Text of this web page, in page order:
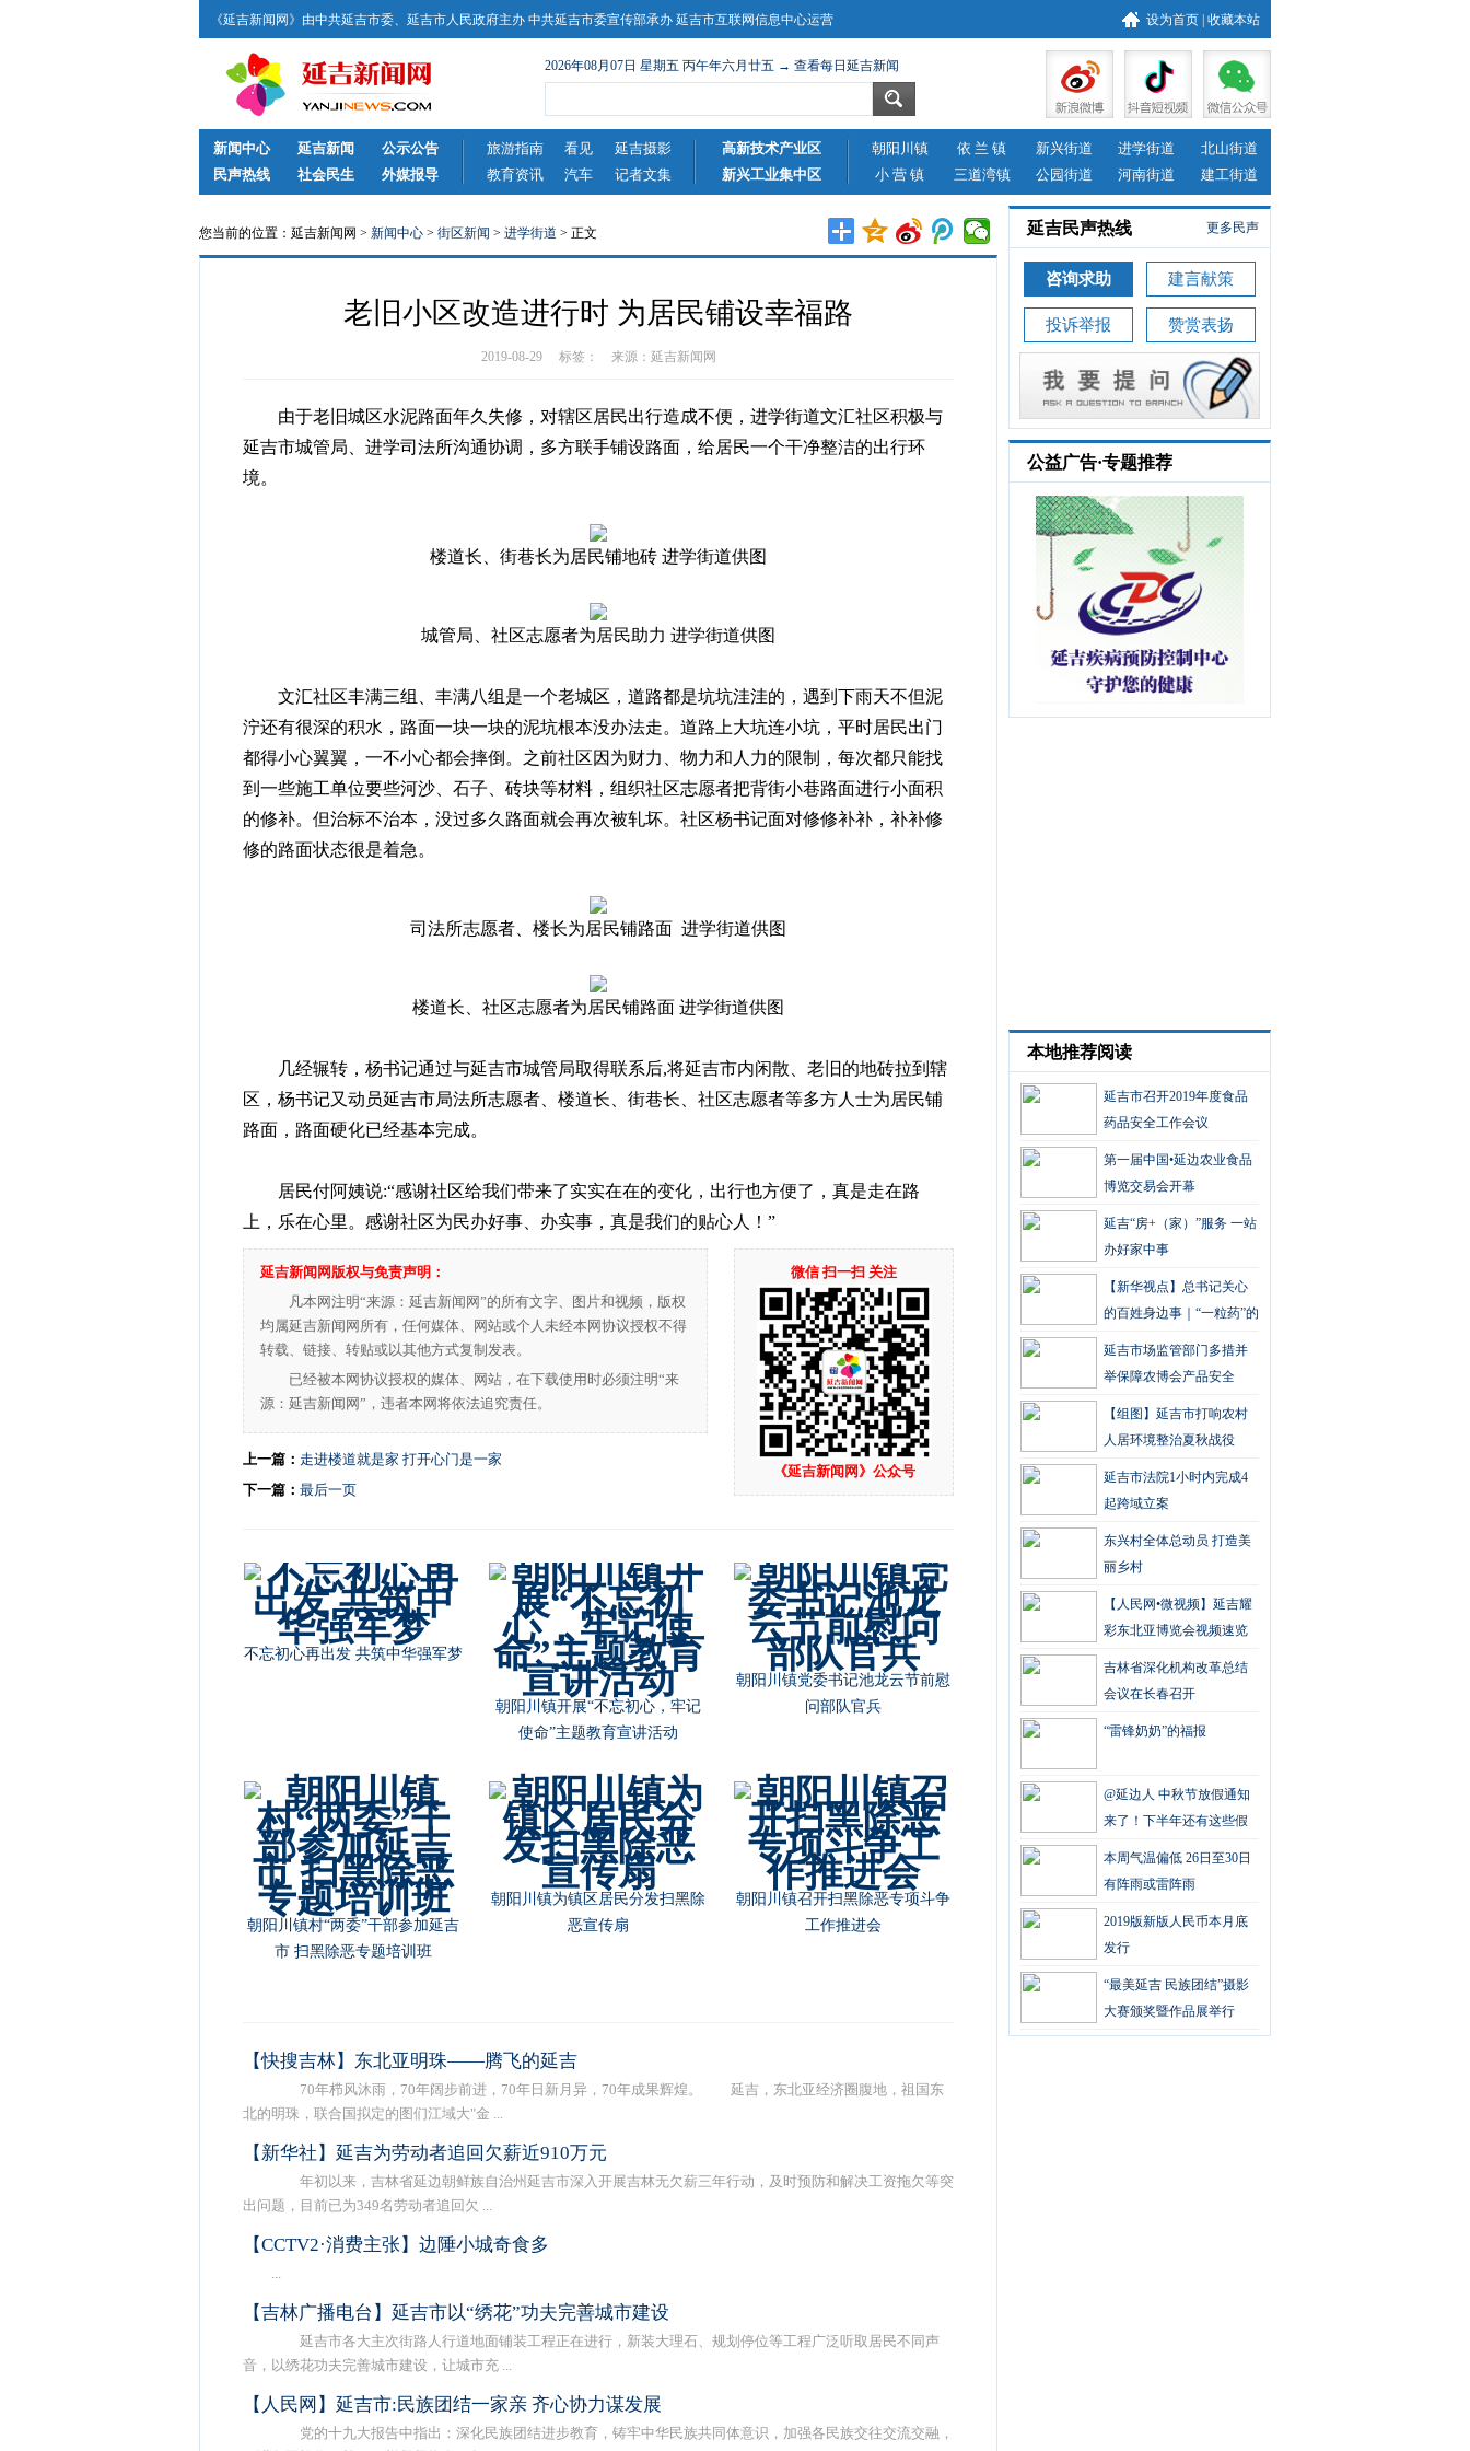
设为首页 收藏本站
《延吉新闻网》由中共延吉市委、延吉市人民政府主办 中共延吉市委宣传部承办 延吉市互联网信息中心运营
2026年08月07日 星期五 丙午年六月廿五 → 查看每日延吉新闻
新闻中心 延吉新闻 公示公告 旅游指南 看见 延吉摄影 高新技术产业区 朝阳川镇 依 兰 镇 新兴街道 进学街道
北山街道
民声热线
社会民生 外媒报导 教育资讯 汽车 记者文集 新兴工业集中区 小 营 镇 三道湾镇 公园街道 河南街道 建工街道
您当前的位置：延吉新闻网 > 新闻中心 > 街区新闻 > 进学街道 > 正文
老旧小区改造进行时 为居民铺设幸福路
2019-08-29 标签： 来源： 延吉新闻网
由于老旧城区水泥路面年久失修，对辖区居民出行造成不便，进学街道文汇社区积极与
延吉市城管局、进学司法所沟通协调，多方联手铺设路面，给居民一个干净整洁的出行环
境。
楼道长、街巷长为居民铺地砖 进学街道供图
城管局、社区志愿者为居民助力 进学街道供图
文汇社区丰满三组、丰满八组是一个老城区，道路都是坑坑洼洼的，遇到下雨天不但泥
泞还有很深的积水，路面一块一块的泥坑根本没办法走。道路上大坑连小坑，平时居民出门
都得小心翼翼，一不小心都会摔倒。之前社区因为财力、物力和人力的限制，每次都只能找
到一些施工单位要些河沙、石子、砖块等材料，组织社区志愿者把背街小巷路面进行小面积
的修补。但治标不治本，没过多久路面就会再次被轧坏。社区杨书记面对修修补补，补补修
修的路面状态很是着急。
司法所志愿者、楼长为居民铺路面 进学街道供图
楼道长、社区志愿者为居民铺路面 进学街道供图
几经辗转，杨书记通过与延吉市城管局取得联系后,将延吉市内闲散、老旧的地砖拉到辖
区，杨书记又动员延吉市局法所志愿者、楼道长、街巷长、社区志愿者等多方人士为居民铺
路面，路面硬化已经基本完成。
居民付阿姨说:“感谢社区给我们带来了实实在在的变化，出行也方便了，真是走在路
上，乐在心里。感谢社区为民办好事、办实事，真是我们的贴心人！”
微信 扫一扫 关注
《延吉新闻网》公众号
延吉新闻网版权与免责声明：
凡本网注明“来源：延吉新闻网”的所有文字、图片和视频，版权
均属延吉新闻网所有，任何媒体、网站或个人未经本网协议授权不得
转载、链接、转贴或以其他方式复制发表。
已经被本网协议授权的媒体、网站，在下载使用时必须注明“来
源：延吉新闻网”，违者本网将依法追究责任。
上一篇： 走进楼道就是家 打开心门是一家
下一篇： 最后一页
不忘初心再出发 共筑中华强军梦
朝阳川镇开展“不忘初心，牢记
使命”主题教育宣讲活动
朝阳川镇党委书记池龙云节前慰
问部队官兵
朝阳川镇村“两委”干部参加延吉
市 扫黑除恶专题培训班
朝阳川镇为镇区居民分发扫黑除
恶宣传扇
朝阳川镇召开扫黑除恶专项斗争
工作推进会
【快搜吉林】东北亚明珠——腾飞的延吉
70年栉风沐雨，70年阔步前进，70年日新月异，70年成果辉煌。 延吉，东北亚经济圈腹地，祖国东
北的明珠，联合国拟定的图们江域大"金 ...
【新华社】延吉为劳动者追回欠薪近910万元
年初以来，吉林省延边朝鲜族自治州延吉市深入开展吉林无欠薪三年行动，及时预防和解决工资拖欠等突
出问题，目前已为349名劳动者追回欠 ...
【CCTV2·消费主张】边陲小城奇食多
...
【吉林广播电台】延吉市以“绣花”功夫完善城市建设
延吉市各大主次街路人行道地面铺装工程正在进行，新装大理石、规划停位等工程广泛听取居民不同声
音，以绣花功夫完善城市建设，让城市充 ...
【人民网】延吉市:民族团结一家亲 齐心协力谋发展
党的十九大报告中指出：深化民族团结进步教育，铸牢中华民族共同体意识，加强各民族交往交流交融，
更多民声
延吉民声热线
咨询求助 建言献策
投诉举报 赞赏表扬
公益广告·专题推荐
本地推荐阅读
延吉市召开2019年度食品
药品安全工作会议
第一届中国•延边农业食品
博览交易会开幕
延吉“房+（家）”服务 一站
办好家中事
【新华视点】总书记关心
的百姓身边事｜“一粒药”的
重量
延吉市场监管部门多措并
举保障农博会产品安全
【组图】延吉市打响农村
人居环境整治夏秋战役
延吉市法院1小时内完成4
起跨域立案
东兴村全体总动员 打造美
丽乡村
【人民网•微视频】延吉耀
彩东北亚博览会视频速览
吉林省深化机构改革总结
会议在长春召开
“雷锋奶奶”的福报
@延边人 中秋节放假通知
来了！下半年还有这些假
可以休
本周气温偏低 26日至30日
有阵雨或雷阵雨
2019版新版人民币本月底
发行
“最美延吉 民族团结”摄影
大赛颁奖暨作品展举行